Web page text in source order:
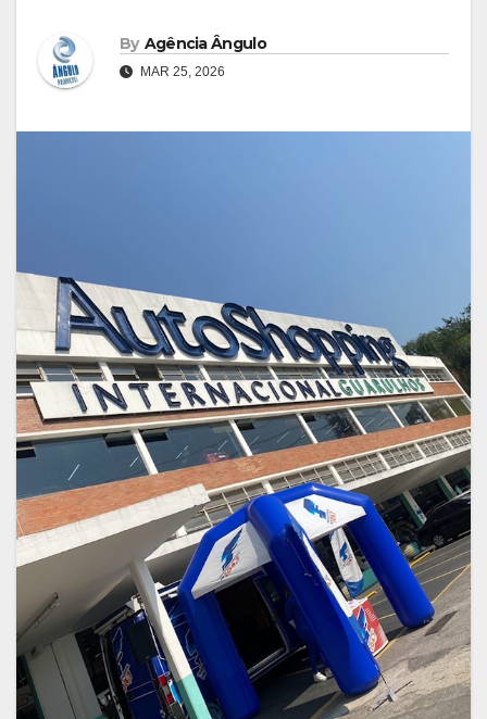
By Agência Ângulo
MAR 25, 2026